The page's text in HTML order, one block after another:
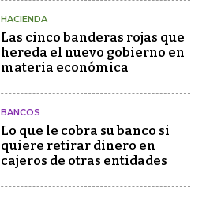
HACIENDA
Las cinco banderas rojas que
hereda el nuevo gobierno en
materia económica
BANCOS
Lo que le cobra su banco si
quiere retirar dinero en
cajeros de otras entidades